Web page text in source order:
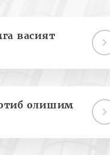
васият
олишим